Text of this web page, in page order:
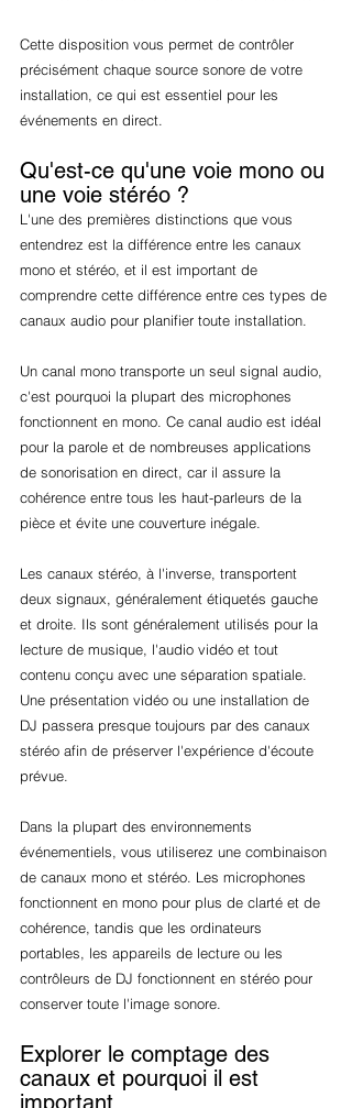
Cette disposition vous permet de contrôler
précisément chaque source sonore de votre
installation, ce qui est essentiel pour les
événements en direct.
Qu'est-ce qu'une voie mono ou
une voie stéréo ?
L'une des premières distinctions que vous
entendrez est la différence entre les canaux
mono et stéréo, et il est important de
comprendre cette différence entre ces types de
canaux audio pour planifier toute installation.
Un canal mono transporte un seul signal audio,
c'est pourquoi la plupart des microphones
fonctionnent en mono. Ce canal audio est idéal
pour la parole et de nombreuses applications
de sonorisation en direct, car il assure la
cohérence entre tous les haut-parleurs de la
pièce et évite une couverture inégale.
Les canaux stéréo, à l'inverse, transportent
deux signaux, généralement étiquetés gauche
et droite. Ils sont généralement utilisés pour la
lecture de musique, l'audio vidéo et tout
contenu conçu avec une séparation spatiale.
Une présentation vidéo ou une installation de
DJ passera presque toujours par des canaux
stéréo afin de préserver l'expérience d'écoute
prévue.
Dans la plupart des environnements
événementiels, vous utiliserez une combinaison
de canaux mono et stéréo. Les microphones
fonctionnent en mono pour plus de clarté et de
cohérence, tandis que les ordinateurs
portables, les appareils de lecture ou les
contrôleurs de DJ fonctionnent en stéréo pour
conserver toute l'image sonore.
Explorer le comptage des
canaux et pourquoi il est
important